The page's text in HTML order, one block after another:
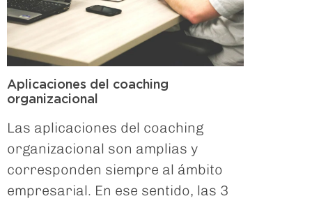
Aplicaciones del coaching
organizacional
Las aplicaciones del coaching
organizacional son amplias y
corresponden siempre al ámbito
empresarial. En ese sentido, las 3